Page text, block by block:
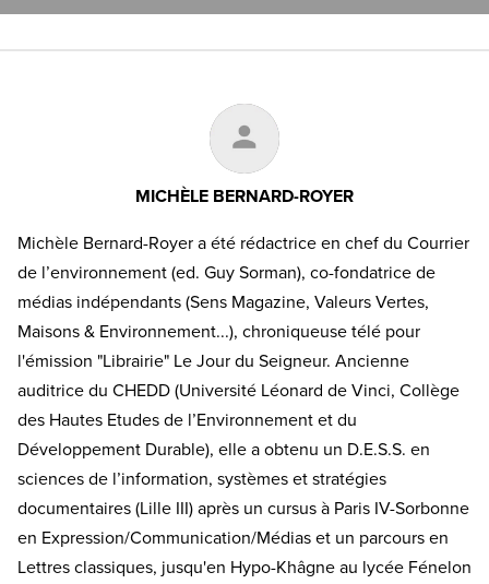
MICHÈLE BERNARD-ROYER
Michèle Bernard-Royer a été rédactrice en chef du Courrier
de l’environnement (ed. Guy Sorman), co-fondatrice de
médias indépendants (Sens Magazine, Valeurs Vertes,
Maisons & Environnement...), chroniqueuse télé pour
l'émission "Librairie" Le Jour du Seigneur. Ancienne
auditrice du CHEDD (Université Léonard de Vinci, Collège
des Hautes Etudes de l’Environnement et du
Développement Durable), elle a obtenu un D.E.S.S. en
sciences de l’information, systèmes et stratégies
documentaires (Lille III) après un cursus à Paris IV-Sorbonne
en Expression/Communication/Médias et un parcours en
Lettres classiques, jusqu'en Hypo-Khâgne au lycée Fénelon